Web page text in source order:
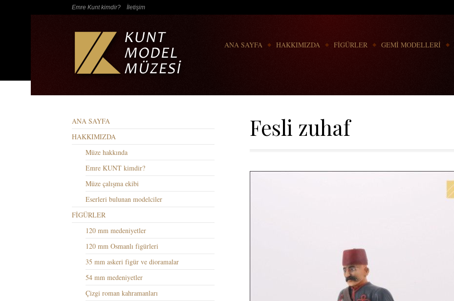
Emre Kunt kimdir? İletişim
ANA SAYFA HAKKIMIZDA FİGÜRLER GEMİ MODELLERİ
Fesli zuhaf
ANA SAYFA
HAKKIMIZDA
Müze hakkında
Emre KUNT kimdir?
Müze çalışma ekibi
Eserleri bulunan modelciler
FİGÜRLER
120 mm medeniyetler
120 mm Osmanlı figürleri
35 mm askeri figür ve dioramalar
54 mm medeniyetler
Çizgi roman kahramanları